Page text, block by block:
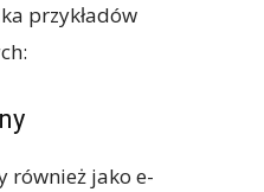
przykładów
również jako e-